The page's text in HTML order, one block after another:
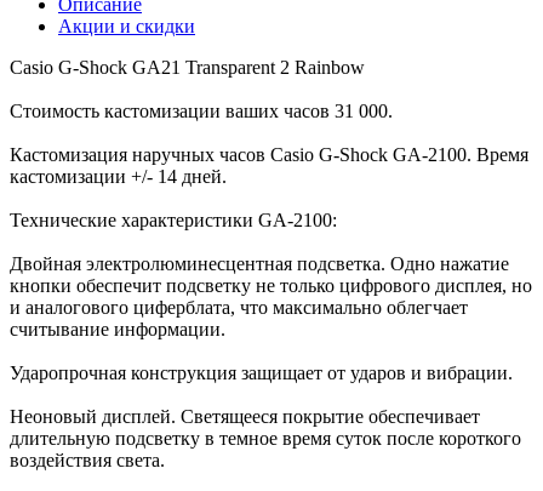
Акции и скидки
Casio G-Shock GA21 Transparent 2 Rainbow
Стоимость кастомизации ваших часов 31 000.
Кастомизация наручных часов Casio G-Shock GA-2100. Время
кастомизации +/- 14 дней.
Технические характеристики GA-2100:
Двойная электролюминесцентная подсветка. Одно нажатие
кнопки обеспечит подсветку не только цифрового дисплея, но
и аналогового циферблата, что максимально облегчает
считывание информации.
Ударопрочная конструкция защищает от ударов и вибрации.
Неоновый дисплей. Светящееся покрытие обеспечивает
длительную подсветку в темное время суток после короткого
воздействия света.